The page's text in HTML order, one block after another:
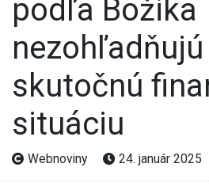
podľa Božika
skutočnú
situáciu
Webnoviny 24. január 2025